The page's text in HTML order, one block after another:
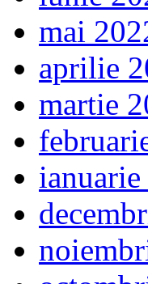
mai
aprilie
martie